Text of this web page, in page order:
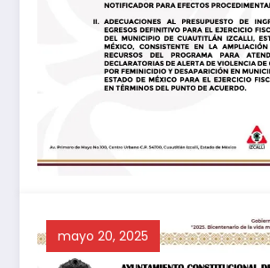
mayo 20, 2025